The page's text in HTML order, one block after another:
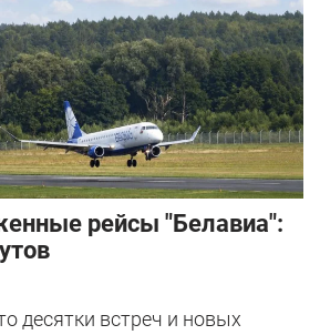
рейсы "Белавиа":
десятки встреч и новых